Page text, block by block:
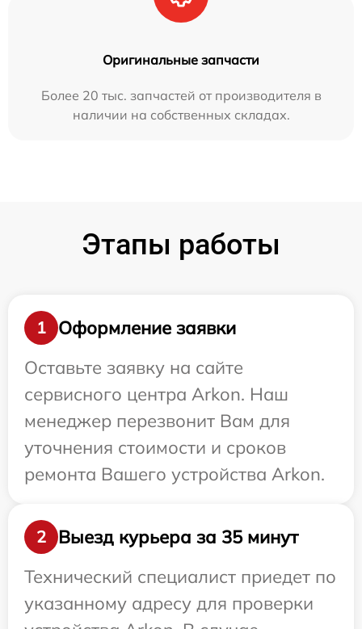
Оригинальные запчасти
Более 20 тыс. запчастей от производителя в
наличии на собственных складах.
Этапы работы
1
Оформление заявки
Оставьте заявку на сайте
сервисного центра Arkon. Наш
менеджер перезвонит Вам для
уточнения стоимости и сроков
ремонта Вашего устройства Arkon.
2
Выезд курьера за 35 минут
Технический специалист приедет по
указанному адресу для проверки